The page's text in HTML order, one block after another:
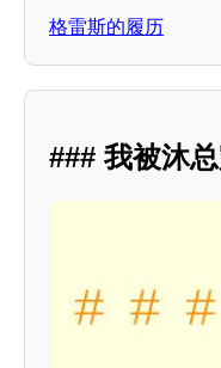
格雷斯的履历
### 我被沐